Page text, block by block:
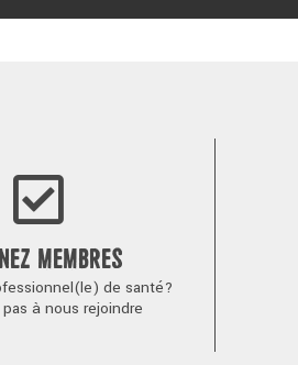
MEMBRES
de santé?
à nous rejoindre